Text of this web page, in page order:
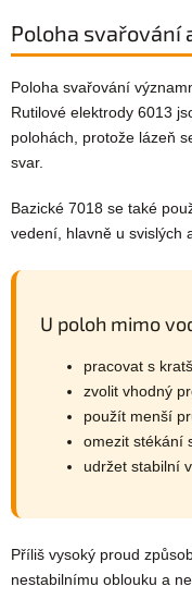
Poloha svařování
Poloha svařování
Rutilové elektrody 6013
polohách, protože lázeň
svar.
Bazické 7018 se také
vedení, hlavně u svislých
U poloh mimo
pracovat s
zvolit vhodný
použít menší
omezit stékání
udržet stabilní
Příliš vysoký proud
nestabilnímu oblouku a